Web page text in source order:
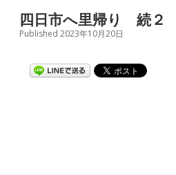
四日市へ里帰り 続２
Published 2023年10月20日